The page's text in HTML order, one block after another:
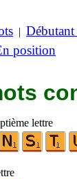
| Débutant
position
lettre